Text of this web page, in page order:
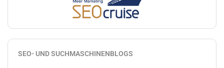
SEO- UND SUCHMASCHINENBLOGS